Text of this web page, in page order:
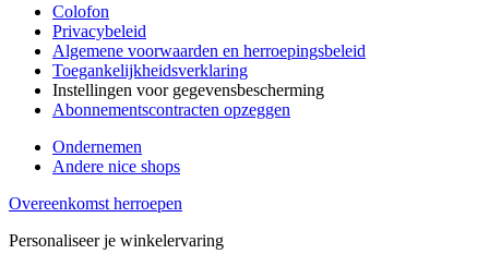
Colofon
Privacybeleid
Algemene voorwaarden en herroepingsbeleid
Toegankelijkheidsverklaring
Instellingen voor gegevensbescherming
Abonnementscontracten opzeggen
Ondernemen
Andere nice shops
Overeenkomst herroepen
Personaliseer je winkelervaring